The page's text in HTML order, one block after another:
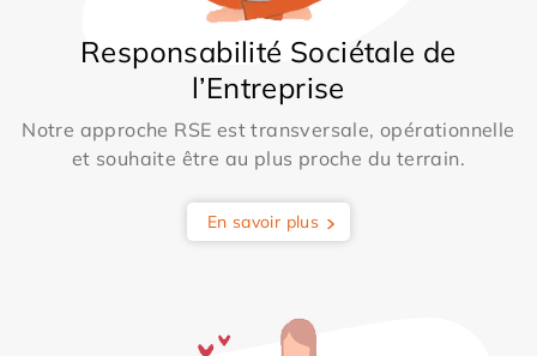
Responsabilité Sociétale de
l’Entreprise
Notre approche RSE est transversale, opérationnelle
et souhaite être au plus proche du terrain.
En savoir plus